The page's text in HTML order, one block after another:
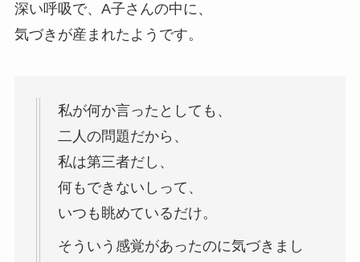
深い呼吸で、A子さんの中に、
気づきが産まれたようです。
私が何か言ったとしても、
二人の問題だから、
私は第三者だし、
何もできないしって、
いつも眺めているだけ。
そういう感覚があったのに気づきまし